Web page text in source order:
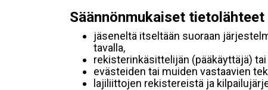
Säännönmukaiset tietolähteet
jäseneltä itseltään suoraan
tavalla,
rekisterinkäsittelijän (pääkäyttäjä)
evästeiden tai muiden vastaavien
lajiliittojen rekistereistä ja